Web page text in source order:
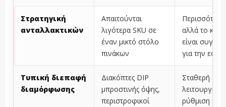
Στρατηγική
ανταλλακτικών
Απαιτούνται
λιγότερα SKU σε
έναν μικτό στόλο
πινάκων
αλλά το
είναι
για την
Τυπική διεπαφή
διαμόρφωσης
Διακόπτες DIP
μπροστινής όψης,
περιστροφικοί
Σταθερή
λειτουργία.
ρύθμιση